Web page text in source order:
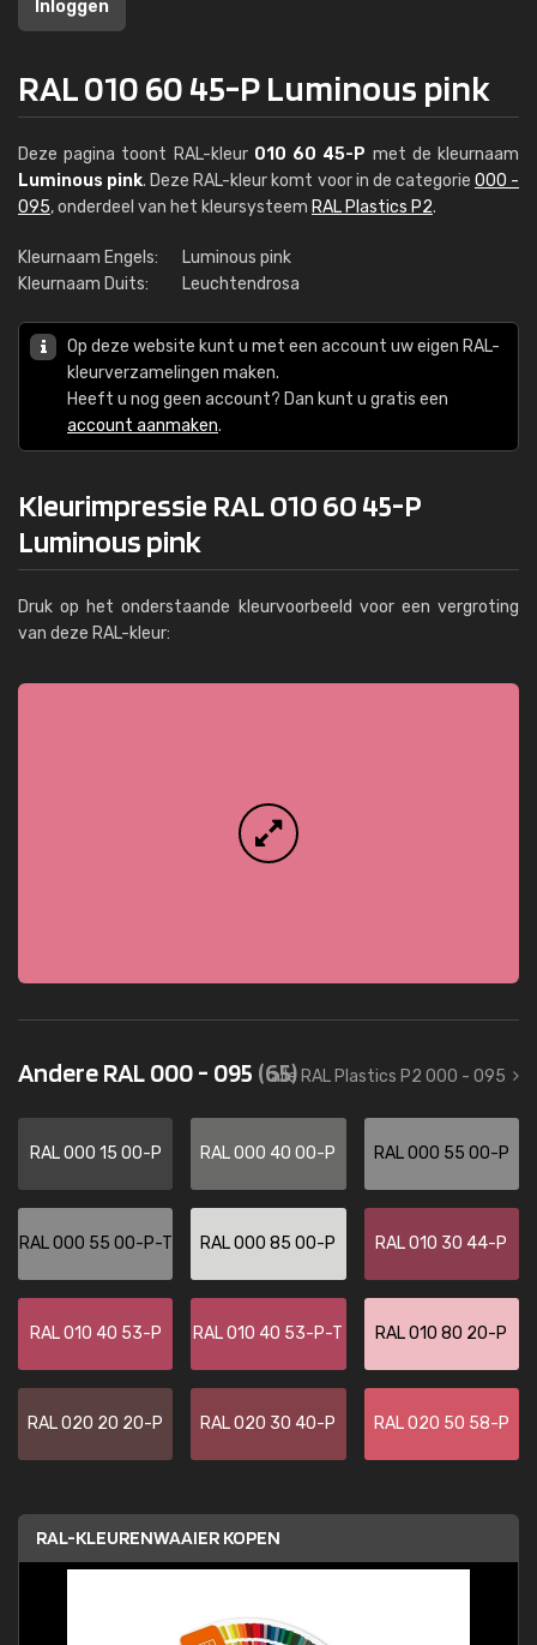
Inloggen
RAL 010 60 45-P Luminous pink
Deze pagina toont RAL-kleur 010 60 45-P met de kleurnaam
Luminous pink. Deze RAL-kleur komt voor in de categorie 000 -
095, onderdeel van het kleursysteem RAL Plastics P2.
Kleurnaam Engels:
Luminous pink
Kleurnaam Duits:
Leuchtendrosa
Op deze website kunt u met een account uw eigen RAL-
kleurverzamelingen maken.
Heeft u nog geen account? Dan kunt u gratis een
account aanmaken.
Kleurimpressie RAL 010 60 45-P
Luminous pink
Druk op het onderstaande kleurvoorbeeld voor een vergroting
van deze RAL-kleur:
Andere RAL 000 - 095 (65)
alle RAL Plastics P2 000 - 095
RAL 000 15 00-P RAL 000 40 00-P RAL 000 55 00-P
RAL 000 55 00-P-T RAL 000 85 00-P RAL 010 30 44-P
RAL 010 40 53-P RAL 010 40 53-P-T RAL 010 80 20-P
RAL 020 20 20-P RAL 020 30 40-P RAL 020 50 58-P
RAL-KLEURENWAAIER KOPEN